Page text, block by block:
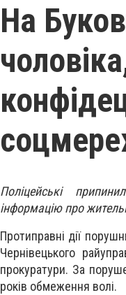
На
Поліцейські
інформацію про
Протиправні дії
Чернівецького
прокуратури. За
років обмеження волі.